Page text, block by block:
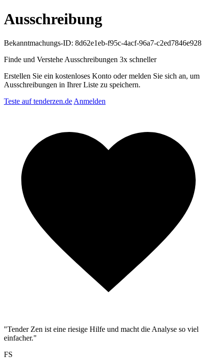
Ausschreibung
Bekanntmachungs-ID: 8d62e1eb-f95c-4acf-96a7-c2ed7846e928
Finde und Verstehe Ausschreibungen 3x schneller
Erstellen Sie ein kostenloses Konto oder melden Sie sich an, um
Ausschreibungen in Ihrer Liste zu speichern.
Teste auf tenderzen.de Anmelden
"Tender Zen ist eine riesige Hilfe und macht die Analyse so viel
einfacher."
FS